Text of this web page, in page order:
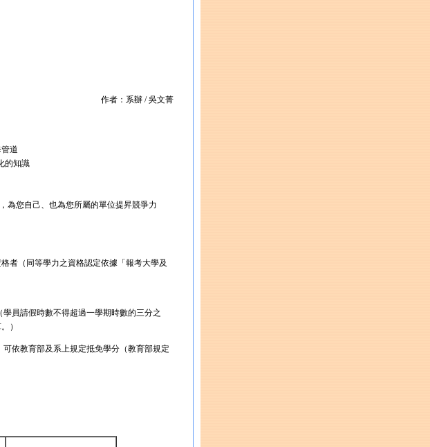
作者：系辦 / 吳文菁
道
的知識
您自己、也為您所屬的單位提昇競爭力
者（同等學力之資格認定依據「報考大學及
員請假時數不得超過一學期時數的三分之
）
依教育部及系上規定抵免學分（教育部規定